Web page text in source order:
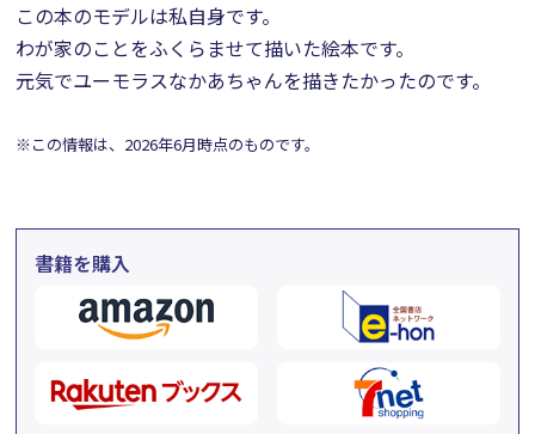
この本のモデルは私自身です。
わが家のことをふくらませて描いた絵本です。
元気でユーモラスなかあちゃんを描きたかったのです。
※この情報は、2026年6月時点のものです。
書籍を購入